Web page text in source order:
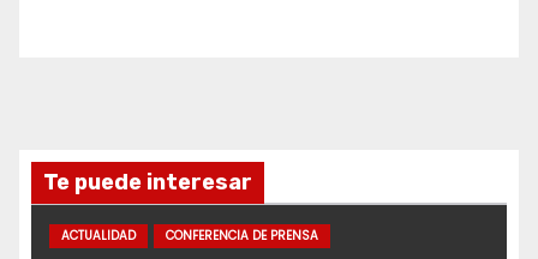
Te puede interesar
ACTUALIDAD CONFERENCIA DE PRENSA